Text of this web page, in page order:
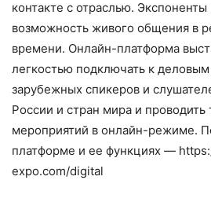
контакте с отраслью.
возможность живого общения в
времени. Онлайн-платформа
легкостью подключать к
зарубежных спикеров и
России и стран мира и
мероприятий в онлайн-режиме.
платформе и ее функциях —
expo.com/digital